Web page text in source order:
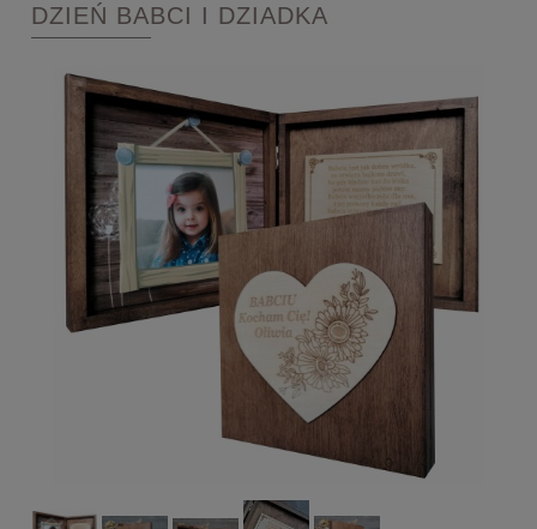
DZIEŃ BABCI I DZIADKA